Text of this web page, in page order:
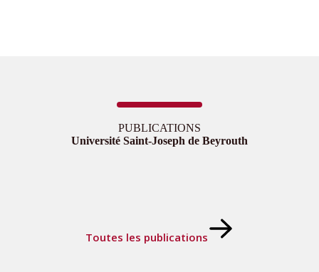
PUBLICATIONS
Université Saint-Joseph de Beyrouth
Toutes les publications